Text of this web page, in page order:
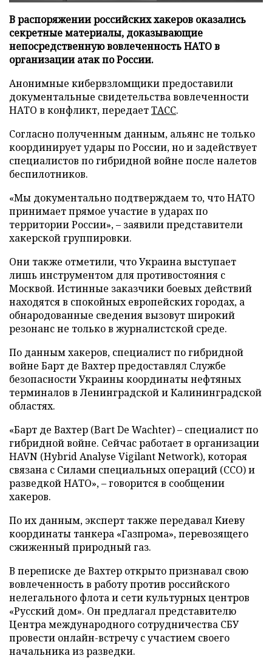
В распоряжении российских хакеров оказались
секретные материалы, доказывающие
непосредственную вовлеченность НАТО в
организации атак по России.
Анонимные кибервзломщики предоставили
документальные свидетельства вовлеченности
НАТО в конфликт, передаетТАСС.
Согласно полученным данным, альянс не только
координирует удары по России, но и задействует
специалистов по гибридной войне после налетов
беспилотников.
«Мы документально подтверждаем то, что НАТО
принимает прямое участие в ударах по
территории России», – заявили представители
хакерской группировки.
Они также отметили, что Украина выступает
лишь инструментом для противостояния с
Москвой. Истинные заказчики боевых действий
находятся в спокойных европейских городах, а
обнародованные сведения вызовут широкий
резонанс не только в журналистской среде.
По данным хакеров, специалист по гибридной
войне Барт де Вахтер предоставлял Службе
безопасности Украины координаты нефтяных
терминалов в Ленинградской и Калининградской
областях.
«Барт де Вахтер (Bart De Wachter) – специалист по
гибридной войне. Сейчас работает в организации
HAVN (Hybrid Analyse Vigilant Network), которая
связана с Силами специальных операций (ССО) и
разведкой НАТО», – говорится в сообщении
хакеров.
По их данным, эксперт также передавал Киеву
координаты танкера «Газпрома», перевозящего
сжиженный природный газ.
В переписке де Вахтер открыто признавал свою
вовлеченность в работу против российского
нелегального флота и сети культурных центров
«Русский дом». Он предлагал представителю
Центра международного сотрудничества СБУ
провести онлайн-встречу с участием своего
начальника из разведки.